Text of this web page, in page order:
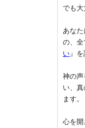
でも大
あな
の、全
い 』
神の声
い、
ます。
心を開